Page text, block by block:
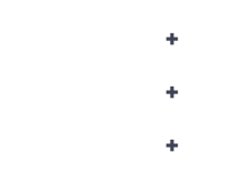
+
+
+